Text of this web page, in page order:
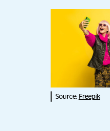
Source: Freepik